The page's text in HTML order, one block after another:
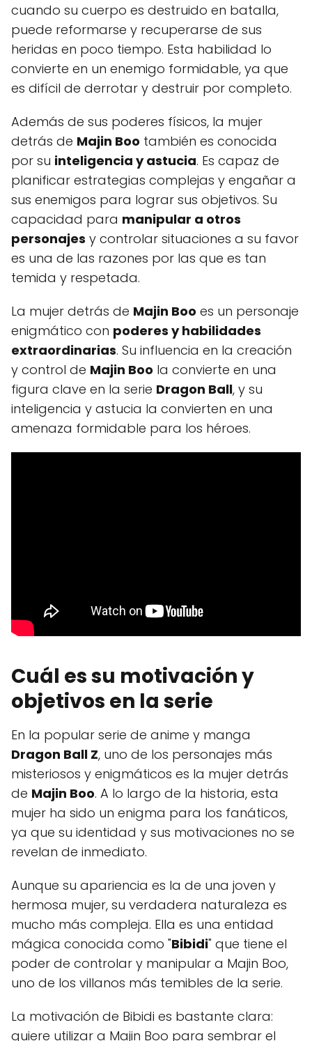
cuando su cuerpo es destruido en batalla,
puede reformarse y recuperarse de sus
heridas en poco tiempo. Esta habilidad lo
convierte en un enemigo formidable, ya que
es difícil de derrotar y destruir por completo.
Además de sus poderes físicos, la mujer
detrás de Majin Boo también es conocida
por su inteligencia y astucia. Es capaz de
planificar estrategias complejas y engañar a
sus enemigos para lograr sus objetivos. Su
capacidad para manipular a otros
personajes y controlar situaciones a su favor
es una de las razones por las que es tan
temida y respetada.
La mujer detrás de Majin Boo es un personaje
enigmático con poderes y habilidades
extraordinarias. Su influencia en la creación
y control de Majin Boo la convierte en una
figura clave en la serie Dragon Ball, y su
inteligencia y astucia la convierten en una
amenaza formidable para los héroes.
Cuál es su motivación y
objetivos en la serie
En la popular serie de anime y manga
Dragon Ball Z, uno de los personajes más
misteriosos y enigmáticos es la mujer detrás
de Majin Boo. A lo largo de la historia, esta
mujer ha sido un enigma para los fanáticos,
ya que su identidad y sus motivaciones no se
revelan de inmediato.
Aunque su apariencia es la de una joven y
hermosa mujer, su verdadera naturaleza es
mucho más compleja. Ella es una entidad
mágica conocida como "Bibidi" que tiene el
poder de controlar y manipular a Majin Boo,
uno de los villanos más temibles de la serie.
La motivación de Bibidi es bastante clara:
quiere utilizar a Majin Boo para sembrar el